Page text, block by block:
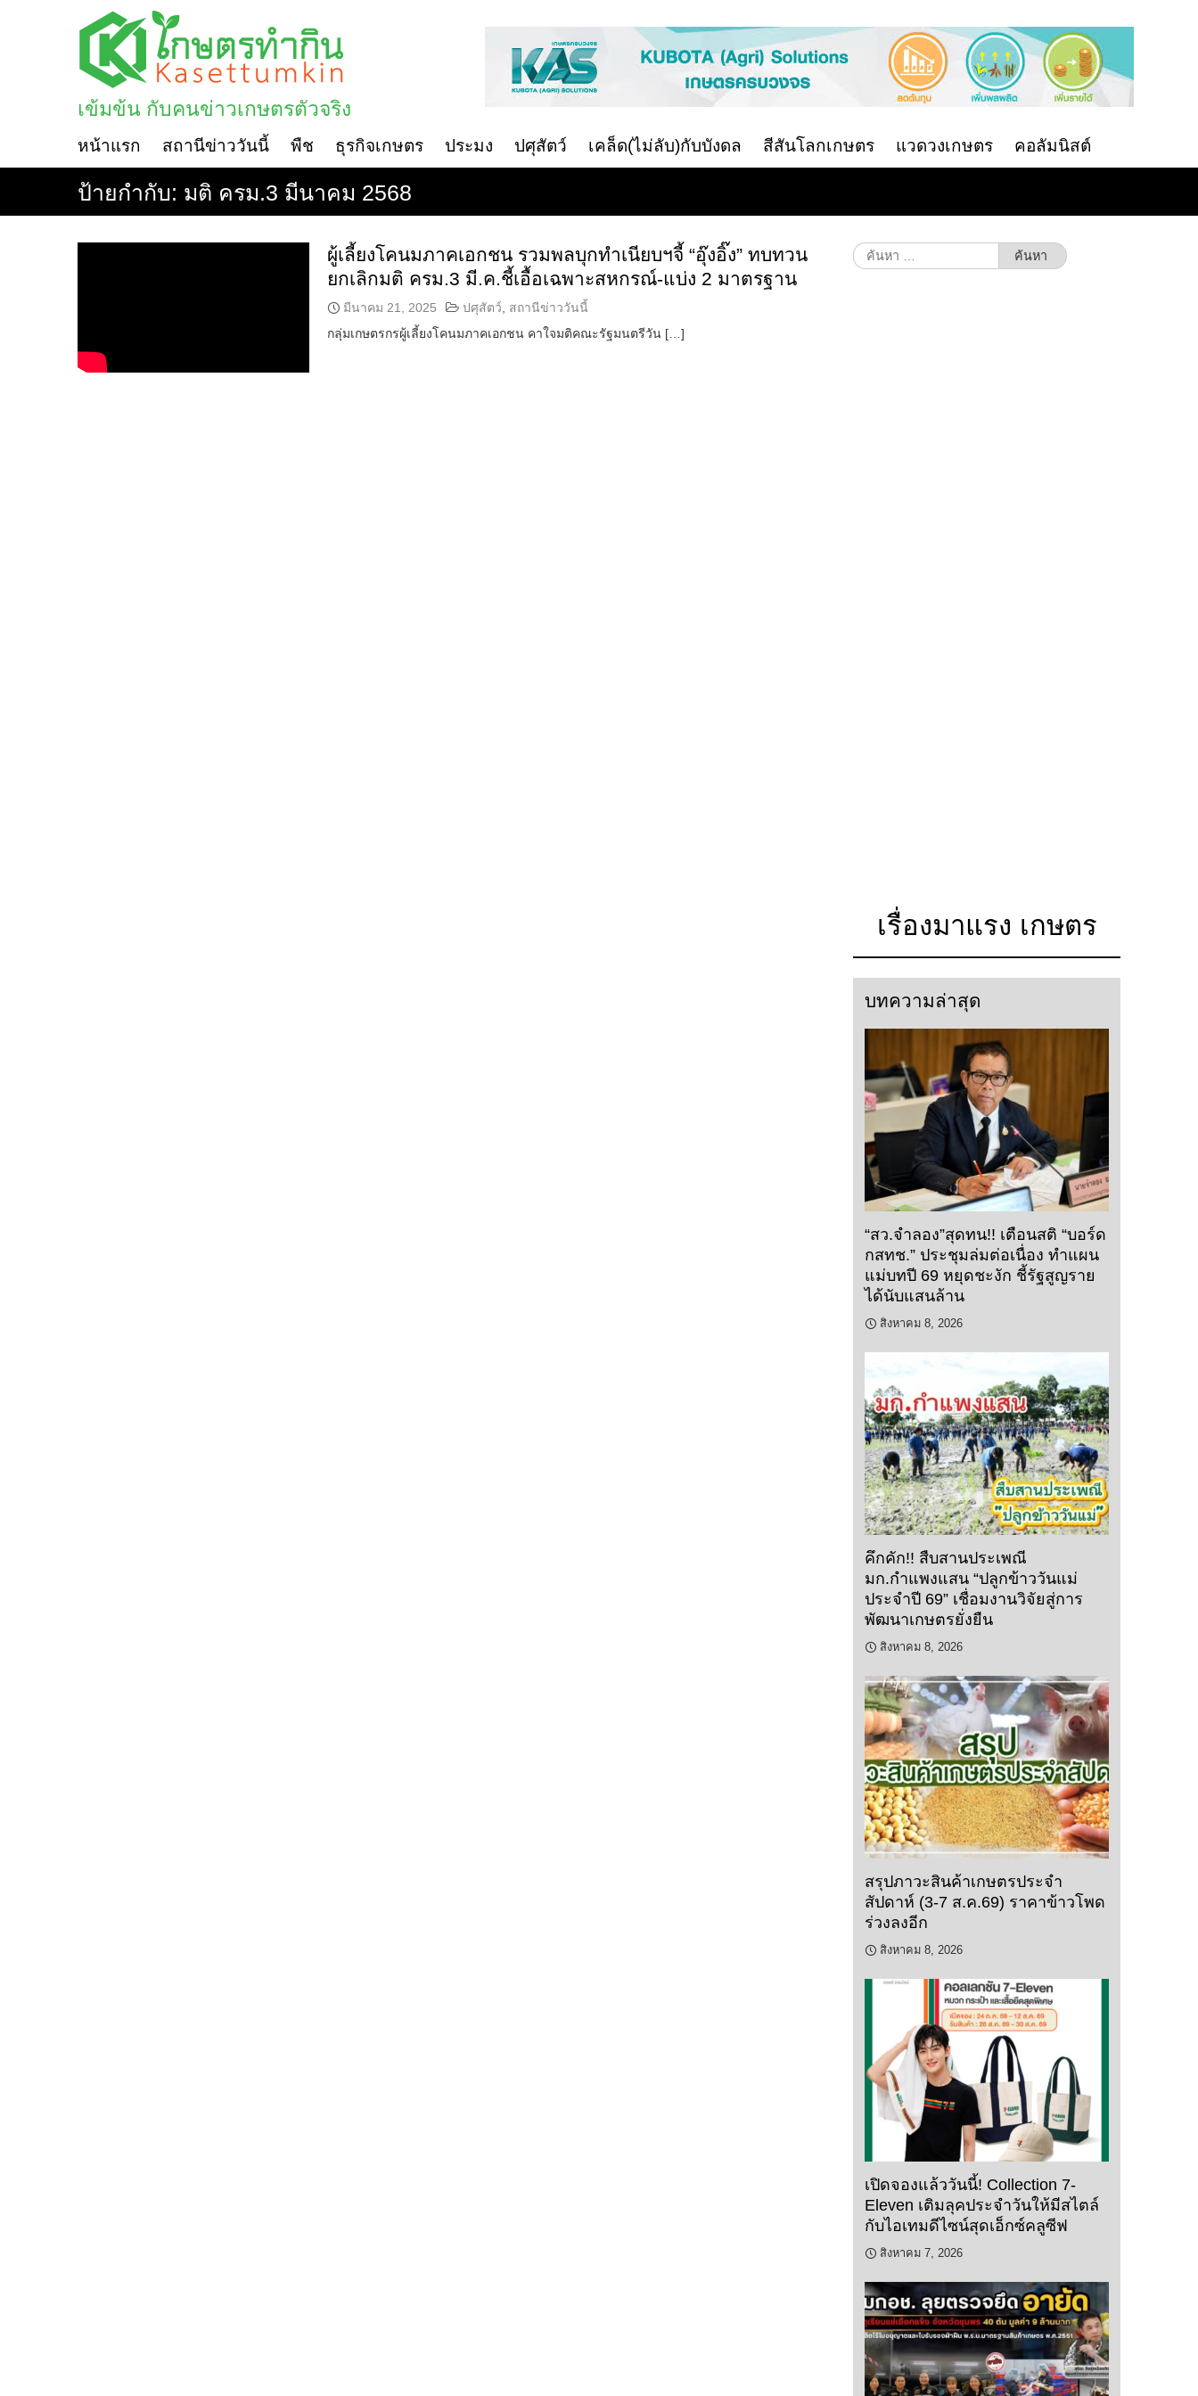
เข้มข้น กับคนข่าวเกษตรตัวจริง
หน้าแรก สถานีข่าววันนี้ พืช ธุรกิจเกษตร ประมง ปศุสัตว์ เคล็ด(ไม่ลับ)กับบังดล สีสันโลกเกษตร แวดวงเกษตร คอลัมนิสต์
ป้ายกำกับ: มติ ครม.3 มีนาคม 2568
ผู้เลี้ยงโคนมภาคเอกชน รวมพลบุกทำเนียบฯจี้ “อุ๊งอิ๊ง” ทบทวน
ยกเลิกมติ ครม.3 มี.ค.ชี้เอื้อเฉพาะสหกรณ์-แบ่ง 2 มาตรฐาน
มีนาคม 21, 2025 ปศุสัตว์
สถานีข่าววันนี้
กลุ่มเกษตรกรผู้เลี้ยงโคนมภาคเอกชน คาใจมติคณะรัฐมนตรีวัน […]
ค้นหา
สำหรับ:
เรื่องมาแรง เกษตร
บทความล่าสุด
“สว.จำลอง”สุดทน!! เตือนสติ “บอร์ด
กสทช.” ประชุมล่มต่อเนื่อง ทำแผน
แม่บทปี 69 หยุดชะงัก ชี้รัฐสูญราย
ได้นับแสนล้าน
สิงหาคม 8, 2026
คึกคัก!! สืบสานประเพณี
มก.กำแพงแสน “ปลูกข้าววันแม่
ประจำปี 69” เชื่อมงานวิจัยสู่การ
พัฒนาเกษตรยั่งยืน
สิงหาคม 8, 2026
สรุปภาวะสินค้าเกษตรประจำ
สัปดาห์ (3-7 ส.ค.69) ราคาข้าวโพด
ร่วงลงอีก
สิงหาคม 8, 2026
เปิดจองแล้ววันนี้! Collection 7-
Eleven เติมลุคประจำวันให้มีสไตล์
กับไอเทมดีไซน์สุดเอ็กซ์คลูซีฟ
สิงหาคม 7, 2026